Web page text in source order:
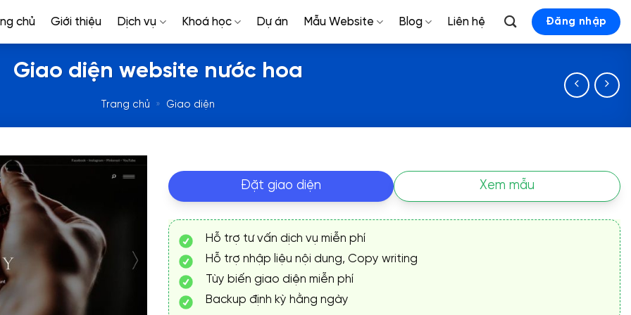
chủ Giới thiệu Dịch vụ Khoá học Dự án Mẫu Website Blog Liên hệ Đăng nhập
Giao diện website nước hoa
Trang chủ » Giao diện
Đặt giao diện Xem mẫu
Hỗ trợ tư vấn dịch vụ miễn phí
Hỗ trợ nhập liệu nội dung, Copy writing
Tùy biến giao diện miễn phí
Backup định kỳ hằng ngày